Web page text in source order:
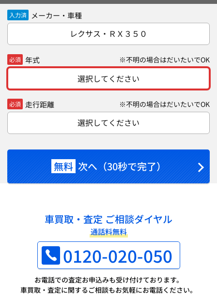
入力済 メーカー・車種
レクサス・ＲＸ３５０
必須 年式 ※不明の場合はだいたいでOK
選択してください
必須 走行距離 ※不明の場合はだいたいでOK
選択してください
無料 次へ（30秒で完了）
車買取・査定 ご相談ダイヤル
通話料無料
0120-020-050
お電話での査定お申込みも受け付けております。
車買取・査定に関するご相談もお気軽にお電話ください。